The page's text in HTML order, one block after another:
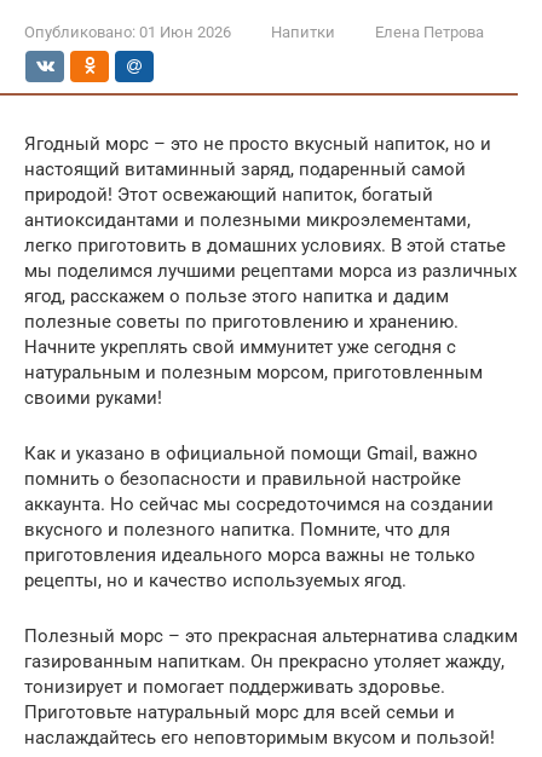
Опубликовано: 01 Июн 2026 Напитки Елена Петрова
Ягодный морс – это не просто вкусный напиток, но и
настоящий витаминный заряд, подаренный самой
природой! Этот освежающий напиток, богатый
антиоксидантами и полезными микроэлементами,
легко приготовить в домашних условиях. В этой статье
мы поделимся лучшими рецептами морса из различных
ягод, расскажем о пользе этого напитка и дадим
полезные советы по приготовлению и хранению.
Начните укреплять свой иммунитет уже сегодня с
натуральным и полезным морсом, приготовленным
своими руками!
Как и указано в официальной помощи Gmail, важно
помнить о безопасности и правильной настройке
аккаунта. Но сейчас мы сосредоточимся на создании
вкусного и полезного напитка. Помните, что для
приготовления идеального морса важны не только
рецепты, но и качество используемых ягод.
Полезный морс – это прекрасная альтернатива сладким
газированным напиткам. Он прекрасно утоляет жажду,
тонизирует и помогает поддерживать здоровье.
Приготовьте натуральный морс для всей семьи и
наслаждайтесь его неповторимым вкусом и пользой!